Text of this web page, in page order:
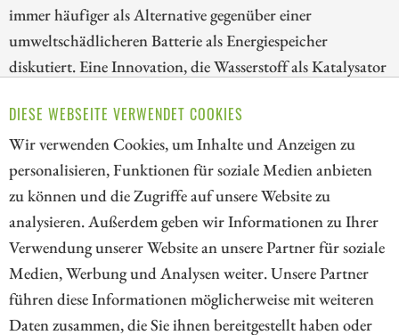
DIESE WEBSEITE VERWENDET COOKIES
Wir verwenden Cookies, um Inhalte und Anzeigen zu
personalisieren, Funktionen für soziale Medien anbieten
zu können und die Zugriffe auf unsere Website zu
analysieren. Außerdem geben wir Informationen zu Ihrer
Verwendung unserer Website an unsere Partner für soziale
Medien, Werbung und Analysen weiter. Unsere Partner
führen diese Informationen möglicherweise mit weiteren
Daten zusammen, die Sie ihnen bereitgestellt haben oder
immer häufiger als Alternative gegenüber einer
umweltschädlicheren Batterie als Energiespeicher
diskutiert. Eine Innovation, die Wasserstoff als Katalysator
Cities" Programm der Vereinten Nationen aufgenommen:
HydraGEN
ZUM KOMMENTAR
// kapitalerhoehungen.de - © 2026 - Die Informationsplattform für
Investoren und Unternehmen rund um Kapitalerhöhung, Kapitalmarkt